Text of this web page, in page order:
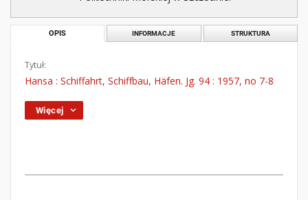
OPIS INFORMACJE STRUKTURA
Tytuł:
Hansa : Schiffahrt, Schiffbau, Häfen. Jg. 94 : 1957, no 7-8
Więcej